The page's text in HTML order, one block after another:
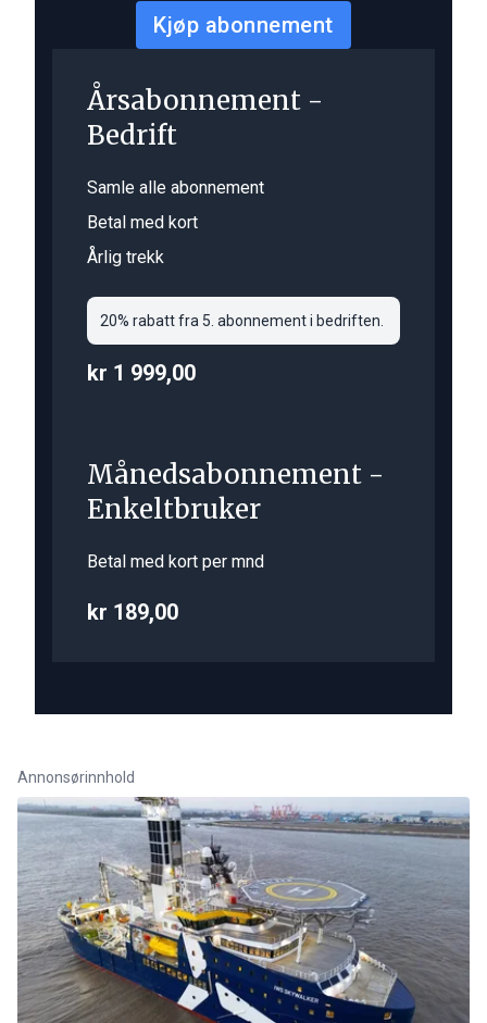
Kjøp abonnement
Årsabonnement -
Bedrift
Samle alle abonnement
Betal med kort
Årlig trekk
20% rabatt fra 5. abonnement i bedriften.
kr 1 999,00
Månedsabonnement -
Enkeltbruker
Betal med kort per mnd
kr 189,00
Annonsørinnhold